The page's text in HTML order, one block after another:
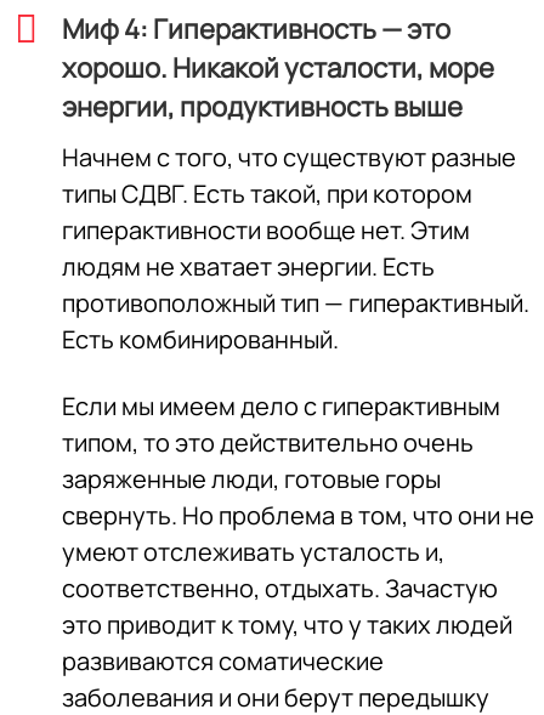
Миф 4: Гиперактивность — это
хорошо. Никакой усталости, море
энергии, продуктивность выше
Начнем с того, что существуют разные
типы СДВГ. Есть такой, при котором
гиперактивности вообще нет. Этим
людям не хватает энергии. Есть
противоположный тип — гиперактивный.
Есть комбинированный.
Если мы имеем дело с гиперактивным
типом, то это действительно очень
заряженные люди, готовые горы
свернуть. Но проблема в том, что они не
умеют отслеживать усталость и,
соответственно, отдыхать. Зачастую
это приводит к тому, что у таких людей
развиваются соматические
заболевания и они берут передышку